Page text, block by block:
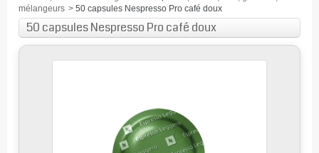
mélangeurs > 50 capsules Nespresso Pro café doux
50 capsules Nespresso Pro café doux